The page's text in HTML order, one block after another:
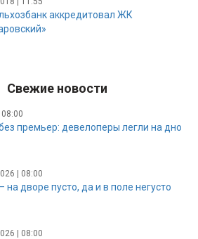
аккредитовал ЖК
Свежие новости
премьер: девелоперы легли на дно
| 08:00
на дворе пусто, да и в поле негусто
| 08:00